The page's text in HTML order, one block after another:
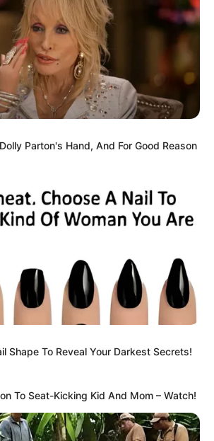
LOONA terlihat seperti peri di Harry
memfilmkan Sonatine.
olahraga.
dengan genre romantis.
kecantikan dari sesama anggotanya, Kim
jenis bayangan mata.
air kacang merah.
setelah saya debut, saya ingin
Korea. Juga, tujuan saya adalah menjadi
dilihat orang lain.
the First Time We Met?
Season 3 (2018),
Parton's Hand, And For Good Reason
Shape To Reveal Your Darkest Secrets!
To Seat-Kicking Kid And Mom – Watch!